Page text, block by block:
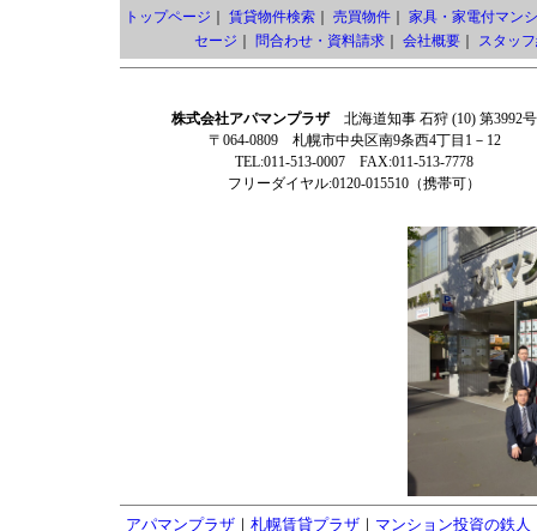
トップページ
賃貸物件検索｜ 売買物件｜ 家具・家電付マン
セージ
問合わせ・資料請求｜ 会社概要｜ スタッ
株式会社アパマンプラザ北海道知事 石狩 (10) 第3992号
〒064-0809 札幌市中央区南9条西4丁目1－12
TEL:011-513-0007 FAX:011-513-7778
フリーダイヤル:0120-015510（携帯可）
アパマンプラザ ｜ 札幌賃貸プラザ ｜ マンション投資の鉄人